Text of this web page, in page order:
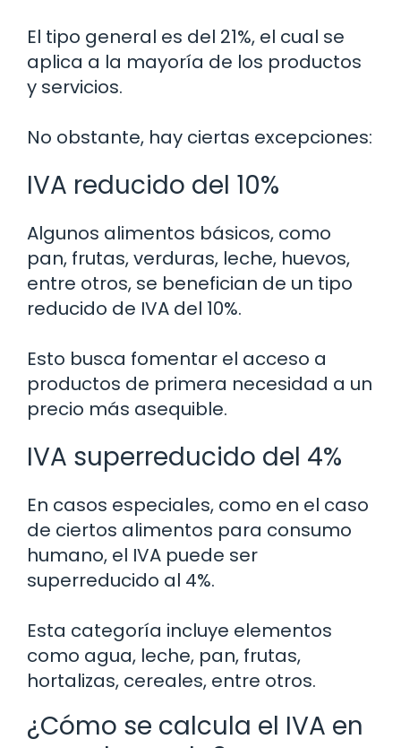
El tipo general es del 21%, el cual se
aplica a la mayoría de los productos
y servicios.
No obstante, hay ciertas excepciones:
IVA reducido del 10%
Algunos alimentos básicos, como
pan, frutas, verduras, leche, huevos,
entre otros, se benefician de un tipo
reducido de IVA del 10%.
Esto busca fomentar el acceso a
productos de primera necesidad a un
precio más asequible.
IVA superreducido del 4%
En casos especiales, como en el caso
de ciertos alimentos para consumo
humano, el IVA puede ser
superreducido al 4%.
Esta categoría incluye elementos
como agua, leche, pan, frutas,
hortalizas, cereales, entre otros.
¿Cómo se calcula el IVA en